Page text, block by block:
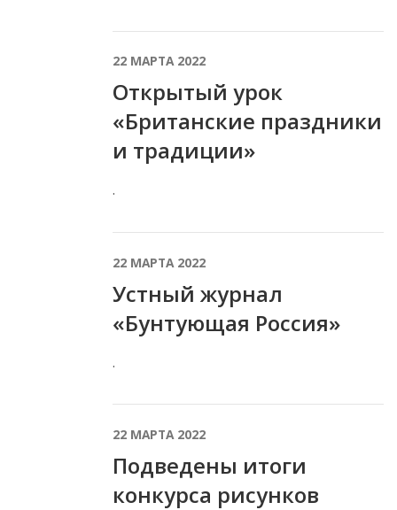
22 МАРТА 2022
Открытый урок
«Британские праздники
и традиции»
.
22 МАРТА 2022
Устный журнал
«Бунтующая Россия»
.
22 МАРТА 2022
Подведены итоги
конкурса рисунков